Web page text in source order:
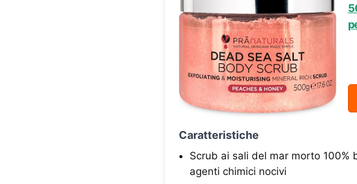
Caratteristiche
Scrub ai sali del mar morto 100%
agenti chimici nocivi